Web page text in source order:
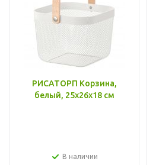
РИСАТОРП Корзина,
белый, 25x26x18 см
В наличии